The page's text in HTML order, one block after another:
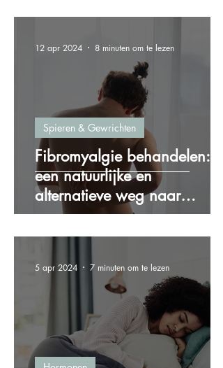
Fibromyalgie behandelen:
een natuurlijke en
alternatieve weg naar
verlichting
Spieren & Gewrichten
12 apr 2024 8 minuten om te lezen
5 apr 2024 7 minuten om te lezen